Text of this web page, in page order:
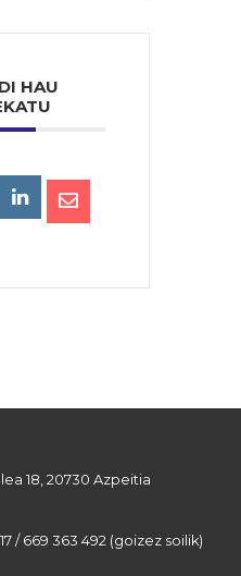
HAU
18, 20730 Azpeitia
/ 669 363 492 (goizez soilik)